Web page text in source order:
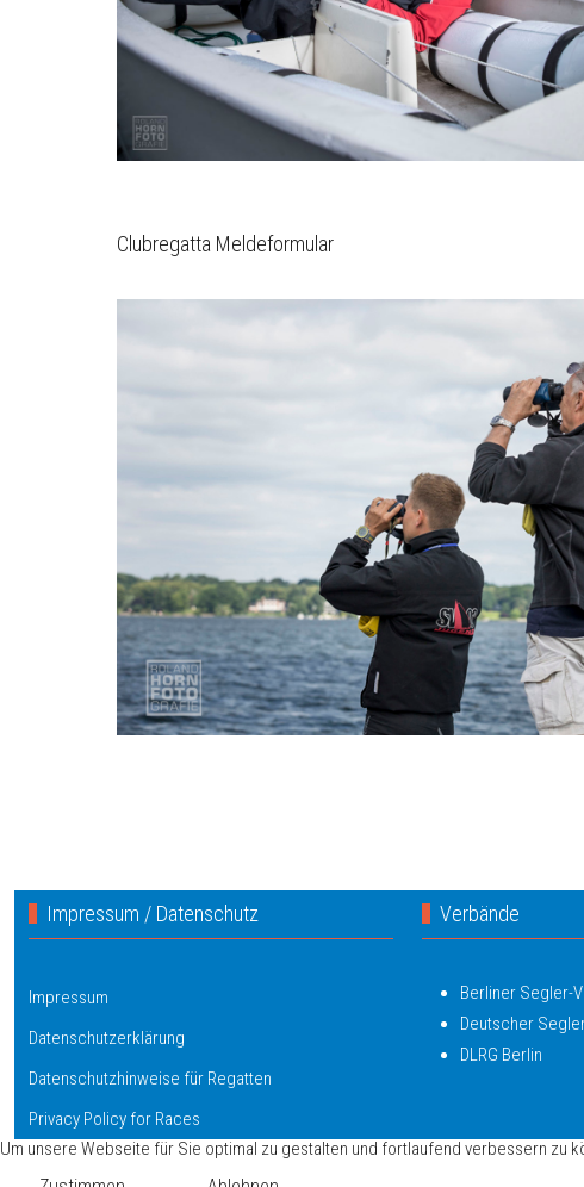
Clubregatta Meldeformular
Impressum / Datenschutz
Impressum
Datenschutzerklärung
Datenschutzhinweise für Regatten
Privacy Policy for Races
Verbände
Berliner Segler-
Deutscher
DLRG Berlin
Um unsere Webseite für Sie optimal zu gestalten und fortlaufend verbessern zu